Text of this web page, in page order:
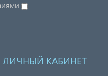
ЛИЧНЫЙ КАБИНЕТ